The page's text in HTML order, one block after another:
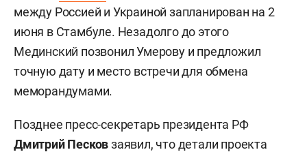
между Россией и Украиной запланирован на 2
июня в Стамбуле. Незадолго до этого
Мединский позвонил Умерову и предложил
точную дату и место встречи для обмена
меморандумами.
Позднее пресс-секретарь президента РФ
Дмитрий Песковзаявил, что детали проекта